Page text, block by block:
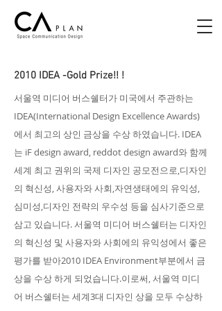
2010 IDEA -Gold Prize!! !
서울역 미디어 버스쉘터가 미국에서 주관하는
IDEA(International Design Excellence Awards)
에서 최고의 상인 금상을 수상 하였습니다. IDEA
는 iF design award, reddot design award와 함께
세계 최고 권위의 국제 디자인 공모전으로,디자인
의 혁신성, 사용자와 사회,자연생태에의 유익성,
심미성,디자인 전략의 우수성 등을 심사기준으로
삼고 있습니다. 서울역 미디어 버스쉘터는 디자인
의 혁신성 및 사용자와 사회에의 유익성에서 좋은
평가를 받아2010 IDEA Environment부분에서 금
상을 수상 하게 되었습니다.이로써, 서울역 미디
어 버스쉘터는 세계3대 디자인 상을 모두 수상하